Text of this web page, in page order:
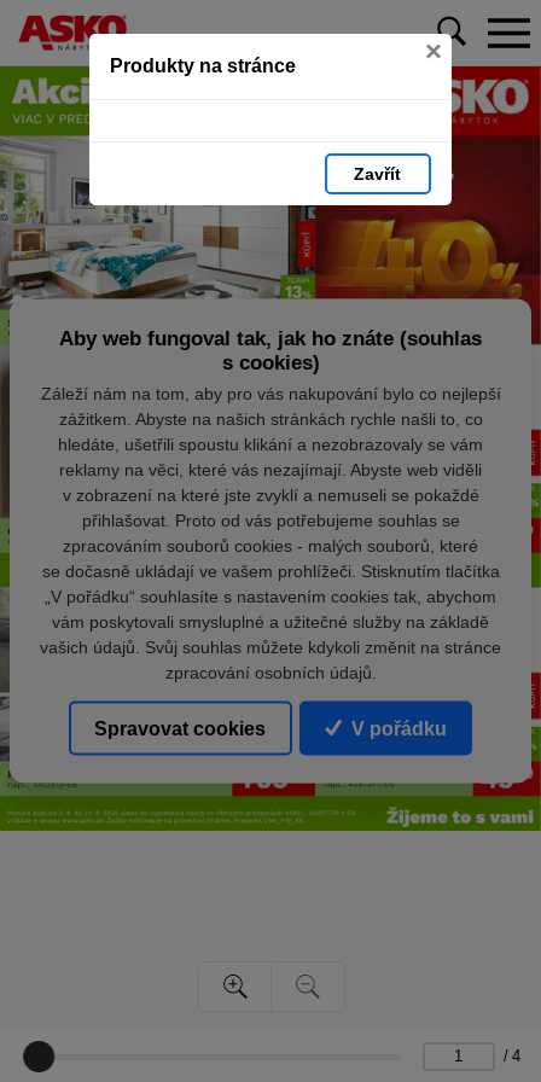
Produkty na stránce ×
Zavřít
/ 4
Aby web fungoval tak, jak ho znáte (souhlas
s cookies)
Záleží nám na tom, aby pro vás nakupování bylo co nejlepší
zážitkem. Abyste na našich stránkách rychle našli to, co
hledáte, ušetřili spoustu klikání a nezobrazovaly se vám
reklamy na věci, které vás nezajímají. Abyste web viděli
v zobrazení na které jste zvyklí a nemuseli se pokaždé
přihlašovat. Proto od vás potřebujeme souhlas se
zpracováním souborů cookies - malých souborů, které
se dočasně ukládají ve vašem prohlížeči. Stisknutím tlačítka
„V pořádku“ souhlasíte s nastavením cookies tak, abychom
vám poskytovali smysluplné a užitečné služby na základě
vašich údajů. Svůj souhlas můžete kdykoli změnit na stránce
zpracování osobních údajů.
Spravovat cookies V pořádku